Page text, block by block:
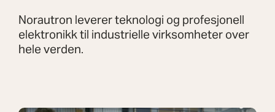
Norautron leverer teknologi og profesjonell
elektronikk til industrielle virksomheter over
hele verden.